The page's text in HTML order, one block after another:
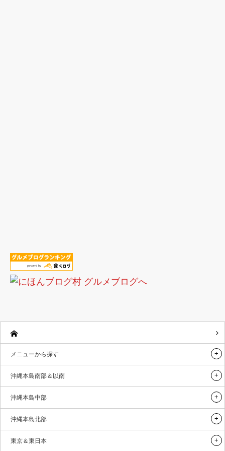
メニューから探す
沖縄本島南部＆以南
沖縄本島中部
沖縄本島北部
東京＆東日本